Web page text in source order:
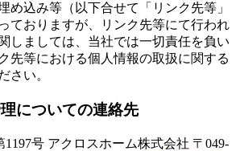
め込み等（以下合せて「リンク先等」
ておりますが、リンク先等にて行われ
しましては、当社では一切責任を負い
先等における個人情報の取扱に関する
さい。
理についての連絡先
1197号 アクロスホーム株式会社 〒049-